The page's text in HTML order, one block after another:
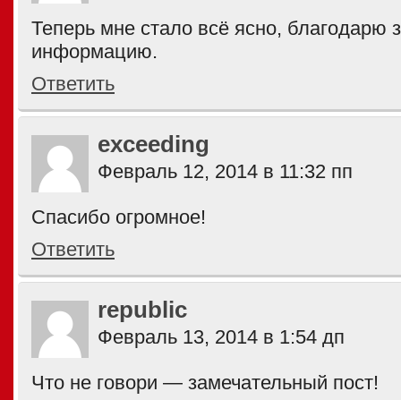
Теперь мне стало всё ясно, благодарю
информацию.
Ответить
exceeding
Февраль 12, 2014 в 11:32 пп
Спасибо огромное!
Ответить
republic
Февраль 13, 2014 в 1:54 дп
Что не говори — замечательный пост!